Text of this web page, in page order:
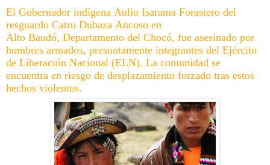
El Gobernador indígena Aulio Isarama Forastero del
resguardo Catru Dubaza Ancoso en
Alto Baudó, Departamento del Chocó, fue asesinado por
hombres armados, presuntamente integrantes del Ejército
de Liberación Nacional (ELN). La comunidad se
encuentra en riesgo de desplazamiento forzado tras estos
hechos violentos.